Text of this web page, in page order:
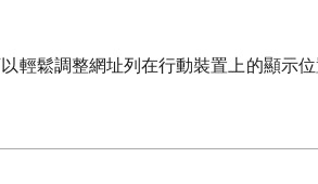
輕鬆調整網址列在行動裝置上的顯示位